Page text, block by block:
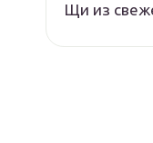
Щи из